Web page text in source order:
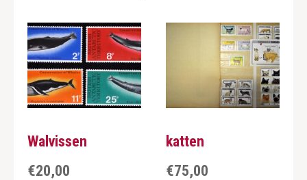
Walvissen
€20,00
katten
€75,00